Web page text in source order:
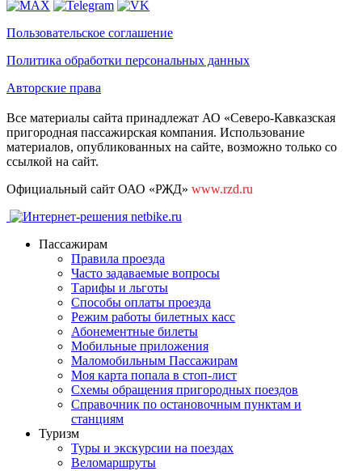
Пользовательское соглашение
Политика обработки персональных данных
Авторские права
Все материалы сайта принадлежат АО «Северо-Кавказская
пригородная пассажирская компания. Использование
материалов, опубликованных на сайте, возможно только со
ссылкой на сайт.
Официальный сайт ОАО «РЖД» www.rzd.ru
Пассажирам
Правила проезда
Часто задаваемые вопросы
Тарифы и льготы
Способы оплаты проезда
Режим работы билетных касс
Абонементные билеты
Мобильные приложения
Маломобильным Пассажирам
Моя карта попала в стоп-лист
Cхемы обращения пригородных поездов
Справочник по остановочным пунктам и
станциям
Туризм
Туры и экскурсии на поездах
Веломаршруты